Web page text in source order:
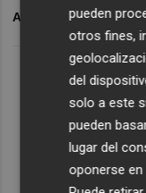
ARCHIVADO EN CD
pueden
otros fines,
del
solo a este
pueden
lugar del
oponerse en